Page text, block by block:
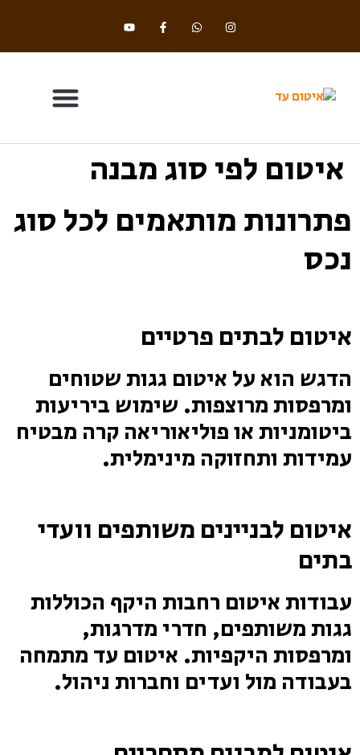
איטום לפי סוג מבנה
פתרונות מותאמים לכל סוג
נכס
איטום לבתים פרטיים
הדגש הוא על איטום גגות שטוחים
ומרפסות מרוצפות. שימוש ביריעות
ביטומניות או פוליאוריאה קרה מבטיח
עמידות ותחזוקה מינימלית.
איטום לבניינים משותפים וועדי
בתים
עבודות איטום רחבות היקף הכוללות
גגות משותפים, חדרי מדרגות,
ומרפסות היקפיות. איטום עד מתמחה
בעבודה מול ועדים וחברות ניהול.